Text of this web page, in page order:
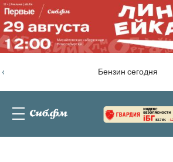
Бензин сегодня
‹
82.76% -1.2